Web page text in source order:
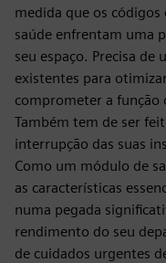
medida que os
saúde enfrentam uma
seu espaço. Precisa
existentes para
comprometer a função
Também tem de ser
interrupção das suas
Como um módulo de
as características
numa pegada
rendimento do seu
de cuidados urgentes